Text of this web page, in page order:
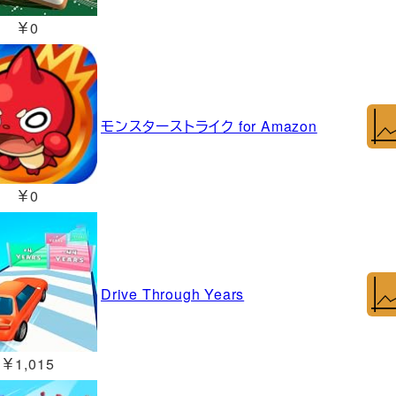
￥0
￥0
モンスターストライク for Amazon
￥1,015
Drive Through Years